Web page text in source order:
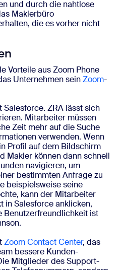
und durch die nahtlose
Maklerbüro
die es vorher nicht
Vorteile aus Zoom Phone
Unternehmen seinZoom-
Salesforce. ZRA lässt sich
Mitarbeiter müssen
Zeit mehr auf die Suche
verwenden. Wenn
Profil auf dem Bildschirm
Makler können dann schnell
navigieren, um
bestimmten Anfrage zu
beispielsweise seine
kann der Mitarbeiter
in Salesforce anklicken,
Benutzerfreundlichkeit ist
Zoom Contact Center, das
bessere Kunden-
Mitglieder des Support-